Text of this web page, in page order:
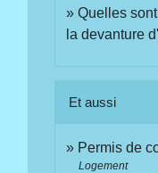
Quelles
la devanture
Et aussi
Permis de
Logement